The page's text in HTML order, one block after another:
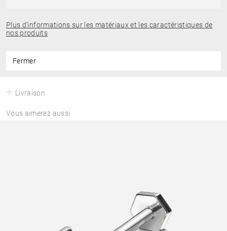
Plus d’informations sur les matériaux et les caractéristiques de
nos produits
Fermer
Livraison
Vous aimerez aussi